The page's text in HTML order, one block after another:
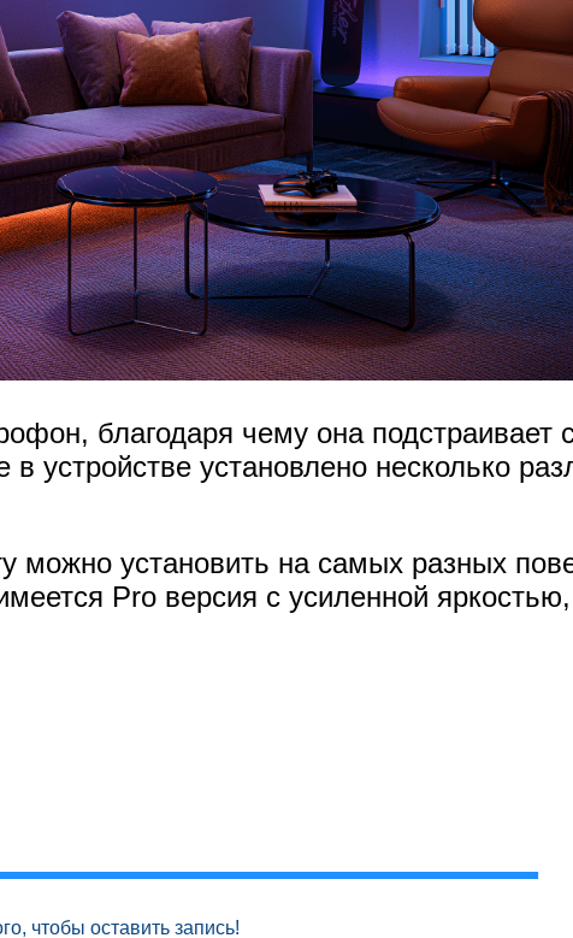
благодаря чему она подстраивает
устройстве установлено несколько
можно установить на самых разных
Pro версия с усиленной
чтобы оставить запись!